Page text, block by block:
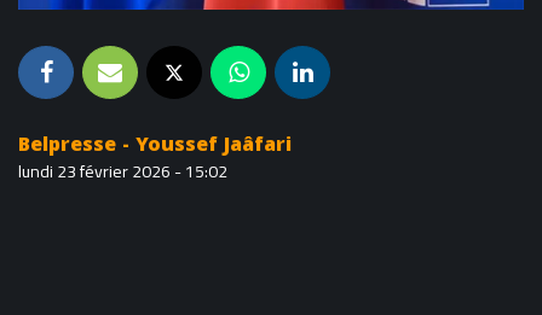
Belpresse - Youssef Jaâfari
lundi 23 février 2026 - 15:02